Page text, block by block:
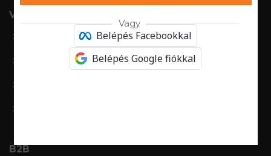
Vásárlói fiók
Bejelenkezés/regisztáció
B2B
Vagy
Belépés Facebookkal
Belépés Google fiókkal